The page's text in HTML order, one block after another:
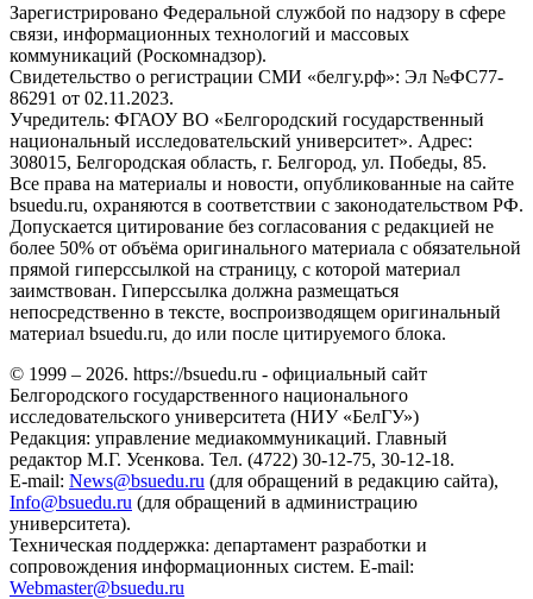
Зарегистрировано Федеральной службой по надзору в сфере
связи, информационных технологий и массовых
коммуникаций (Роскомнадзор).
Свидетельство о регистрации СМИ «белгу.рф»: Эл №ФС77-
86291 от 02.11.2023.
Учредитель: ФГАОУ ВО «Белгородский государственный
национальный исследовательский университет». Адрес:
308015, Белгородская область, г. Белгород, ул. Победы, 85.
Все права на материалы и новости, опубликованные на сайте
bsuedu.ru, охраняются в соответствии с законодательством РФ.
Допускается цитирование без согласования с редакцией не
более 50% от объёма оригинального материала с обязательной
прямой гиперссылкой на страницу, с которой материал
заимствован. Гиперссылка должна размещаться
непосредственно в тексте, воспроизводящем оригинальный
материал bsuedu.ru, до или после цитируемого блока.
© 1999 – 2026. https://bsuedu.ru - официальный сайт
Белгородского государственного национального
исследовательского университета (НИУ «БелГУ»)
Редакция: управление медиакоммуникаций. Главный
редактор М.Г. Усенкова. Тел. (4722) 30-12-75, 30-12-18.
E-mail: News@bsuedu.ru (для обращений в редакцию сайта),
Info@bsuedu.ru (для обращений в администрацию
университета).
Техническая поддержка: департамент разработки и
сопровождения информационных систем. E-mail:
Webmaster@bsuedu.ru